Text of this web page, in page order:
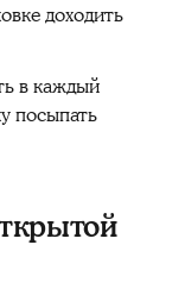
доходить
в каждый
посыпать